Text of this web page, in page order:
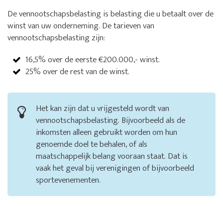
De vennootschapsbelasting is belasting die u betaalt over de
winst van uw onderneming. De tarieven van
vennootschapsbelasting zijn:
16,5% over de eerste €200.000,- winst.
25% over de rest van de winst.
Het kan zijn dat u vrijgesteld wordt van
vennootschapsbelasting. Bijvoorbeeld als de
inkomsten alleen gebruikt worden om hun
genoemde doel te behalen, of als
maatschappelijk belang vooraan staat. Dat is
vaak het geval bij verenigingen of bijvoorbeeld
sportevenementen.